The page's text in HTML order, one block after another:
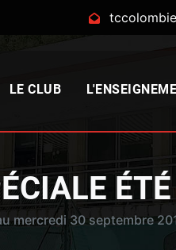
LE CLUB
ÉTÉ
mercredi 30 septembre